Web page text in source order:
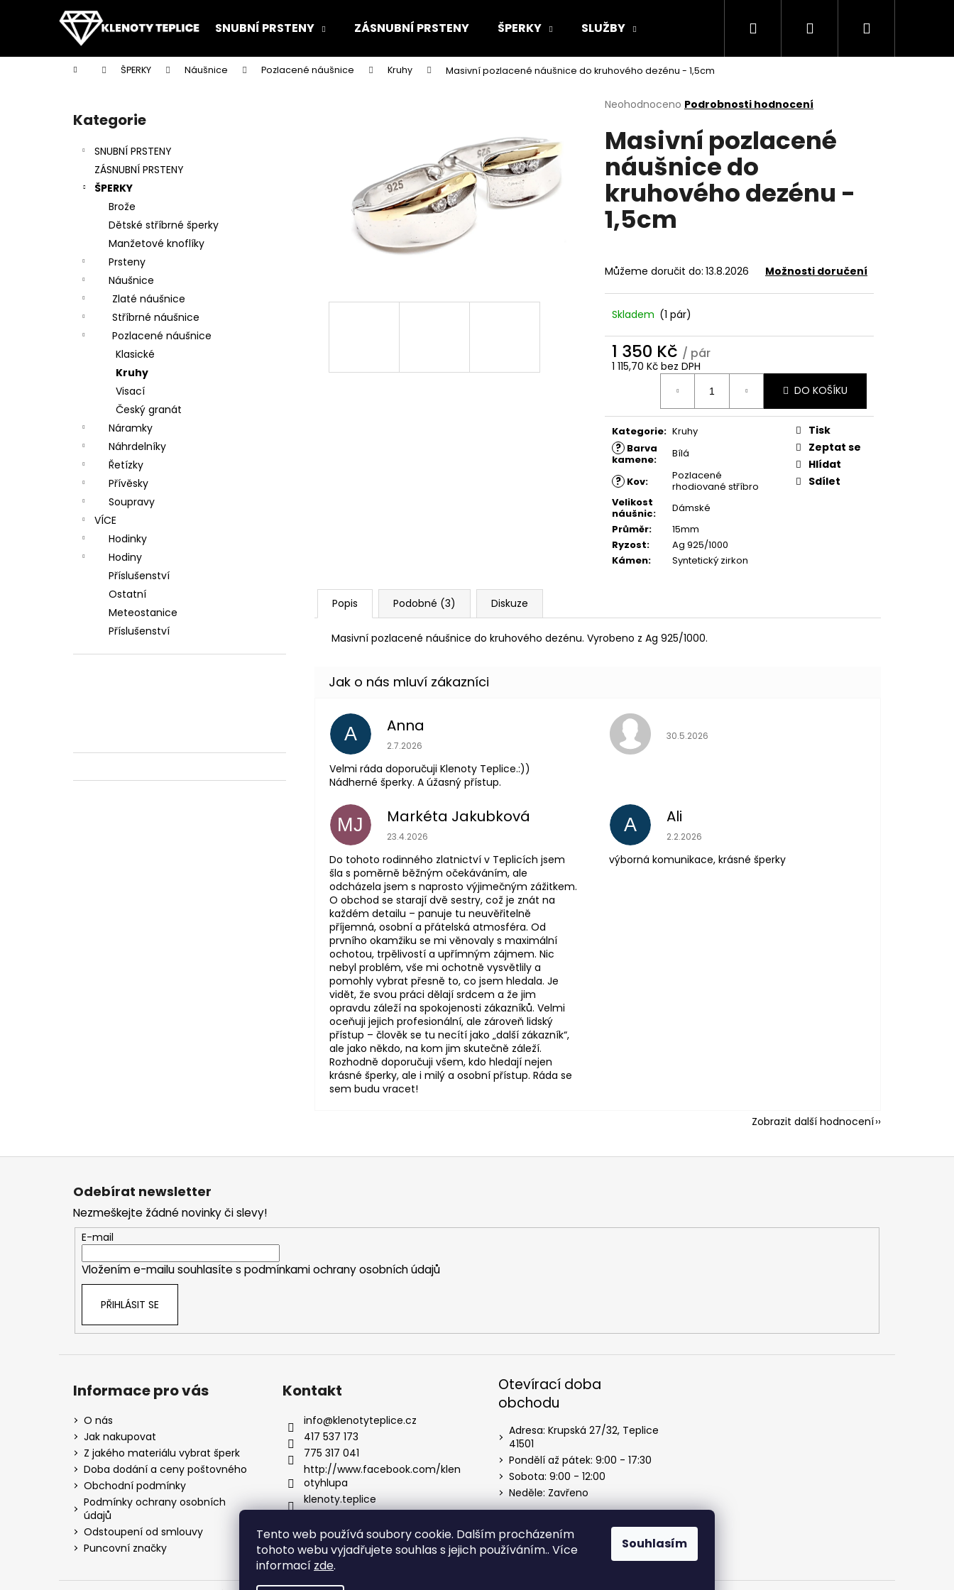
Tento web používá soubory cookie. Dalším procházením
tohoto webu vyjadřujete souhlas s jejich používáním.. Více
informací zde.
Souhlasím
SNUBNÍ PRSTENY ZÁSNUBNÍ PRSTENY ŠPERKY SLUŽBY Hledat PřihlášeníNákupní
Domů ŠPERKY Náušnice Pozlacené náušnice Kruhy Masivní pozlacené náušnice do kruhového dezénu - 1,5cm
Přeskočit
kategorie
Kategorie
SNUBNÍ PRSTENY
ZÁSNUBNÍ PRSTENY
ŠPERKY
Brože
Dětské stříbrné šperky
Manžetové knoflíky
Prsteny
Náušnice
Zlaté náušnice
Stříbrné náušnice
Pozlacené náušnice
Klasické
Kruhy
Visací
Český granát
Náramky
Náhrdelníky
Řetízky
Přívěsky
Soupravy
VÍCE
Hodinky
Hodiny
Příslušenství
Ostatní
Meteostanice
Příslušenství
Průměrné
produktu
je
5
hvězdiček.
Neohodnoceno Podrobnosti hodnocení
Masivní pozlacené
náušnice do
kruhového dezénu -
1,5cm
Můžeme doručit do: 13.8.2026 Možnosti doručení
Skladem (1 pár)
1 350 Kč / pár
1 115,70 Kč bez DPH
DO KOŠÍKU
Kategorie: Kruhy
? Barva
kamene: Bílá
? Kov:
Pozlacené
rhodiované stříbro
Velikost
náušnic:
Dámské
Průměr:
15mm
Ryzost:
Ag 925/1000
Kámen: Syntetický zirkon
Tisk
Zeptat se
Hlídat
Sdílet
Popis Podobné (3) Diskuze
Masivní pozlacené náušnice do kruhového dezénu. Vyrobeno z Ag 925/1000.
A Anna
Hodnocení obchodu je 5 z 5 hvězdiček.
2.7.2026
Velmi ráda doporučuji Klenoty Teplice.:))
Nádherné šperky. A úžasný přístup.
Hodnocení obchodu je 5 z 5 hvězdiček.
30.5.2026
MJ Markéta Jakubková
Hodnocení obchodu je 5 z 5 hvězdiček.
23.4.2026
Do tohoto rodinného zlatnictví v Teplicích jsem
šla s poměrně běžným očekáváním, ale
odcházela jsem s naprosto výjimečným zážitkem.
O obchod se starají dvě sestry, což je znát na
každém detailu – panuje tu neuvěřitelně
příjemná, osobní a přátelská atmosféra. Od
prvního okamžiku se mi věnovaly s maximální
ochotou, trpělivostí a upřímným zájmem. Nic
nebyl problém, vše mi ochotně vysvětlily a
pomohly vybrat přesně to, co jsem hledala. Je
vidět, že svou práci dělají srdcem a že jim
opravdu záleží na spokojenosti zákazníků. Velmi
oceňuji jejich profesionální, ale zároveň lidský
přístup – člověk se tu necítí jako „další zákazník“,
ale jako někdo, na kom jim skutečně záleží.
Rozhodně doporučuji všem, kdo hledají nejen
krásné šperky, ale i milý a osobní přístup. Ráda se
sem budu vracet!
A Ali
Hodnocení obchodu je 5 z 5 hvězdiček.
2.2.2026
výborná komunikace, krásné šperky
Zobrazit další hodnocení
í
Zpět
do
Zpět
do
Co potřebujete najít?
Doporučujeme
Z
Odebírat newsletter
Nezmeškejte žádné novinky či slevy!
E-mail
Vložením e-mailu souhlasíte s podmínkami ochrany osobních údajů
PŘIHLÁSIT SE
Informace pro vás
O nás
Jak nakupovat
Z jakého materiálu vybrat šperk
Doba dodání a ceny poštovného
Obchodní podmínky
Podmínky ochrany osobních
údajů
Odstoupení od smlouvy
Puncovní značky
Kontakt
info@klenotyteplice.cz
417 537 173
775 317 041
http://www.facebook.com/klen
otyhlupa
klenoty.teplice
Otevírací doba
obchodu
Adresa: Krupská 27/32, Teplice
41501
Pondělí až pátek: 9:00 - 17:30
Sobota: 9:00 - 12:00
Neděle: Zavřeno